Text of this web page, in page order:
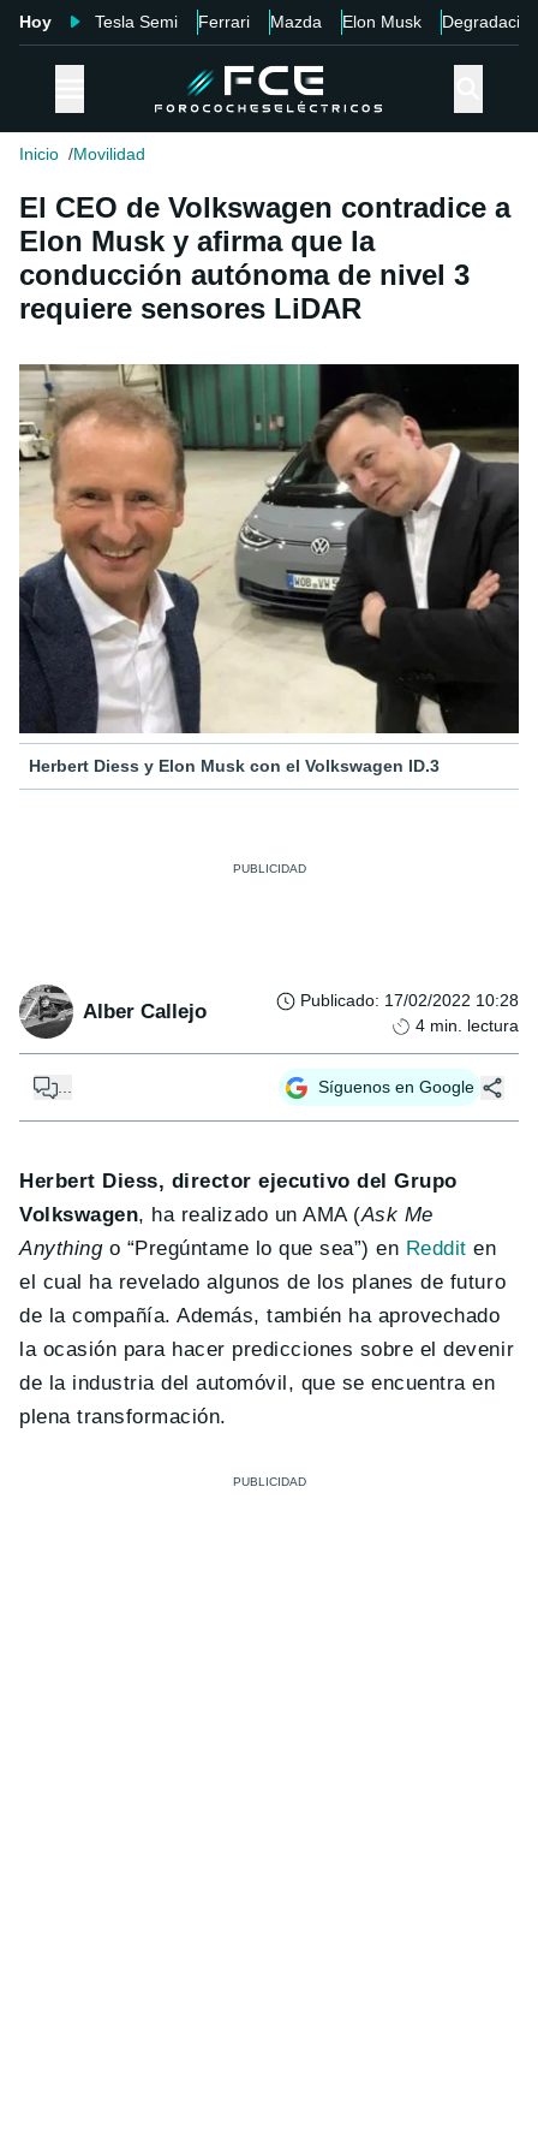
Hoy Tesla Semi Ferrari Mazda Elon Musk Degradación
Inicio Movilidad
El CEO de Volkswagen contradice a
Elon Musk y afirma que la
conducción autónoma de nivel 3
requiere sensores LiDAR
Herbert Diess y Elon Musk con el Volkswagen ID.3
Alber Callejo Publicado: 17/02/2022 10:28
4 min. lectura
... Síguenos en Google
Herbert Diess, director ejecutivo del Grupo
Volkswagen, ha realizado un AMA (Ask Me
Anythingo “Pregúntame lo que sea”) en Reddit en
el cual ha revelado algunos de los planes de futuro
de la compañía. Además, también ha aprovechado
la ocasión para hacer predicciones sobre el devenir
de la industria del automóvil, que se encuentra en
plena transformación.